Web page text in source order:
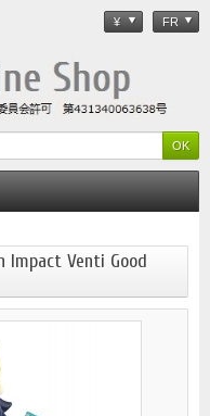
¥ FR
Impact Venti Good